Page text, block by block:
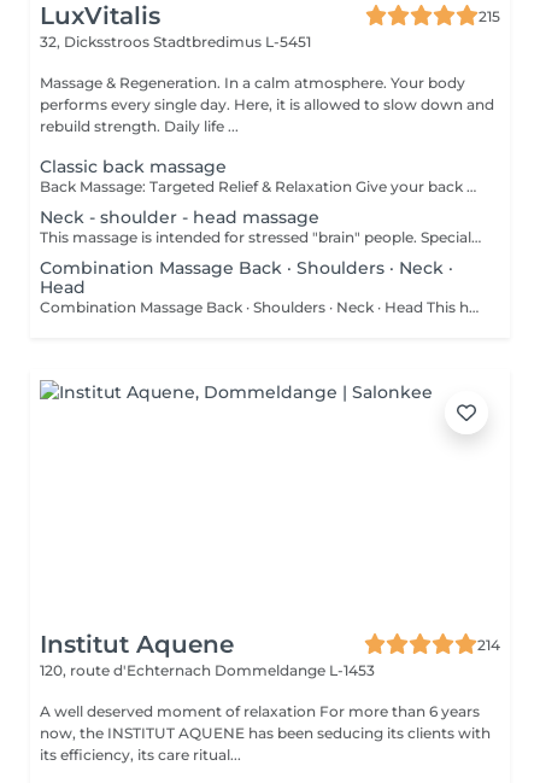
LuxVitalis
215
32, Dicksstroos Stadtbredimus L-5451
Massage & Regeneration. In a calm atmosphere. Your body
performs every single day. Here, it is allowed to slow down and
rebuild strength. Daily life ...
Classic back massage
Back Massage: Targeted Relief & Relaxation Give your back a well-deserved break: relaxing and effective massage techniques loosen, stretch, and tone problem areas in the lower back, thoracic spine, and shoulder-neck region, as well as the chest muscles. Pain, muscle tightness, and blockages can be alleviated while improving blood circulation.
Neck - shoulder - head massage
This massage is intended for stressed "brain" people. Special gripping techniques of the mobilization of the cervical spine guarantee a calming of thoughts. A remedy for stress tensions, neck pain, dizziness, posture problems, headaches and exhaustion.
Combination Massage Back · Shoulders · Neck ·
Head
Combination Massage Back · Shoulders · Neck · Head This holistic combination massage unites the powerful effects of a classical back massage with targeted techniques for the shoulders, neck, and headareas where stress and tension tend to accumulate most intensely. Flowing, deep, and mindful movements release muscular tension, stimulate circulation, and noticeably calm the nervous system. The focused work on the neck and head provides additional relief from mental fatigue, inner restlessness, and feelings of pressure. This treatment offers not only physical relief, but also a sense of spaciousness, clarity, and inner balance.
Institut Aquene
214
120, route d'Echternach Dommeldange L-1453
A well deserved moment of relaxation For more than 6 years
now, the INSTITUT AQUENE has been seducing its clients with
its efficiency, its care ritual...